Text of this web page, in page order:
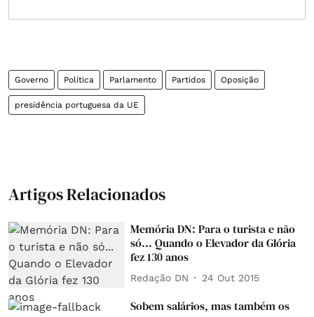
Governo Política Parlamento Partidos Oposição
presidência portuguesa da UE
Artigos Relacionados
Memória DN: Para o turista e não
só... Quando o Elevador da Glória
fez 130 anos
Redação DN 24 Out 2015
Sobem salários, mas também os